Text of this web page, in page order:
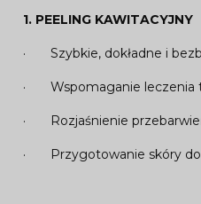
1. PEELING KAWITACYJNY
· Szybkie, dokładne i
· Wspomaganie leczenia
· Rozjaśnienie
· Przygotowanie skóry do